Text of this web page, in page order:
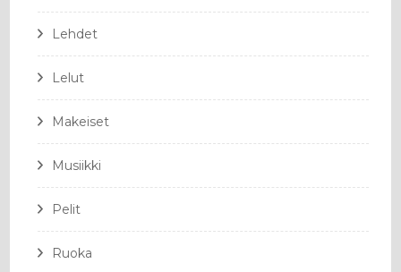
Lehdet
Lelut
Makeiset
Musiikki
Pelit
Ruoka